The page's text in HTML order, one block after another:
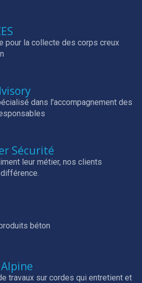
pour la collecte des corps creux
dans l'accompagnement des
Sécurité
leur métier, nos clients
béton
travaux sur cordes qui entretient et